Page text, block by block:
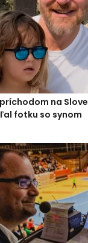
na
fotku so synom